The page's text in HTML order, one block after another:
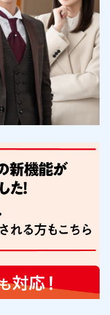
えについて
込
込
ム
企業情報